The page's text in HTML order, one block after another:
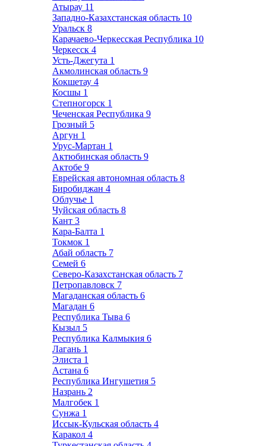
Атырау 11
Западно-Казахстанская область 10
Уральск 8
Карачаево-Черкесская Республика 10
Черкесск 4
Усть-Джегута 1
Акмолинская область 9
Кокшетау 4
Косшы 1
Степногорск 1
Чеченская Республика 9
Грозный 5
Аргун 1
Урус-Мартан 1
Актюбинская область 9
Актобе 9
Еврейская автономная область 8
Биробиджан 4
Облучье 1
Чуйская область 8
Кант 3
Кара-Балта 1
Токмок 1
Абай область 7
Семей 6
Северо-Казахстанская область 7
Петропавловск 7
Магаданская область 6
Магадан 6
Республика Тыва 6
Кызыл 5
Республика Калмыкия 6
Лагань 1
Элиста 1
Астана 6
Республика Ингушетия 5
Назрань 2
Малгобек 1
Сунжа 1
Иссык-Кульская область 4
Каракол 4